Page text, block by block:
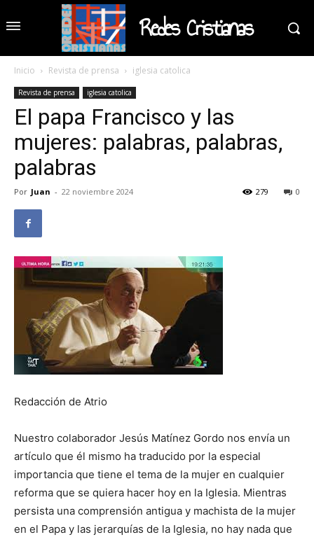
Redes Cristianas
Inicio Revista de prensa iglesia catolica
Revista de prensa iglesia catolica
El papa Francisco y las
mujeres: palabras, palabras,
palabras
Por Juan - 22 noviembre 2024 0
279
Redacción de Atrio
Nuestro colaborador Jesús Matínez Gordo nos envía un
artículo que él mismo ha traducido por la especial
importancia que tiene el tema de la mujer en cualquier
reforma que se quiera hacer hoy en la Iglesia. Mientras
persista una comprensión antigua y machista de la mujer
en el Papa y las jerarquías de la Iglesia, no hay nada que